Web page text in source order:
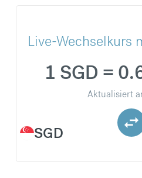
Live-Wechselkurs
SGD
1 SGD =
Aktualisiert